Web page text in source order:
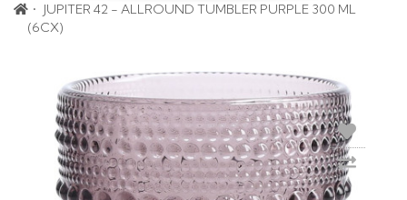
cliente
JUPITER 42 - ALLROUND TUMBLER PURPLE 300 ML
(6CX)